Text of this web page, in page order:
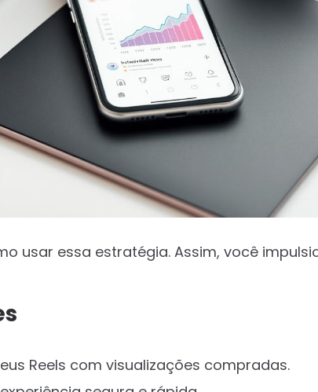
usar essa estratégia. Assim, você
Reels com visualizações compradas.